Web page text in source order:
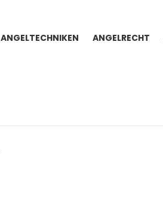
ANGELTECHNIKEN ANGELRECHT